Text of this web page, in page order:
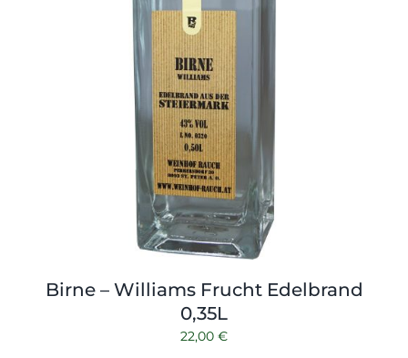
Birne – Williams Frucht Edelbrand
0,35L
22,00 €